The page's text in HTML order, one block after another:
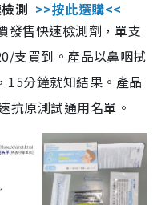
測 >>按此選購<<
發售快速檢測劑，單支
支買到。產品以鼻咽拭
15分鐘就知結果。產品
抗原測試通用名單。